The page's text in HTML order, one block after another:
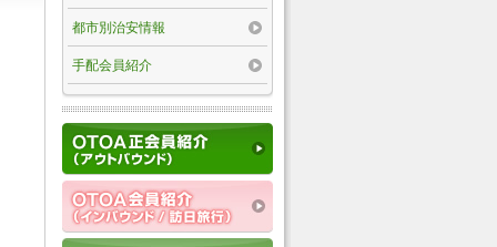
都市別治安情報
手配会員紹介